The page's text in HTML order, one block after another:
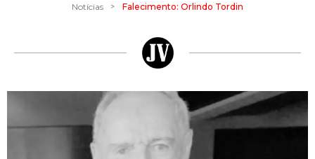
Notícias > Falecimento: Orlindo Tordin